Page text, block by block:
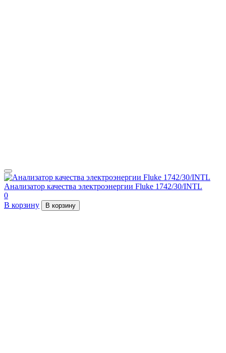
Анализатор качества электроэнергии Fluke 1742/30/INTL
0
В корзину
В корзину